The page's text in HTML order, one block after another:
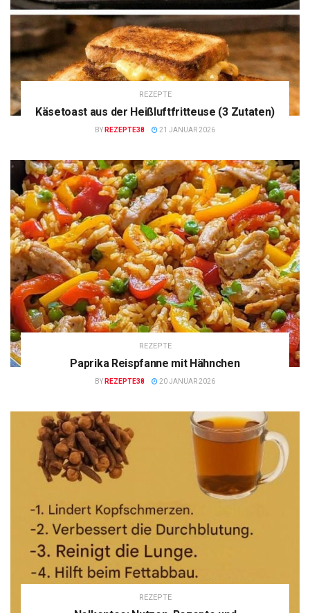
REZEPTE
Käsetoast aus der Heißluftfritteuse (3 Zutaten)
BY REZEPTE38 21 JANUAR 2026
REZEPTE
Paprika Reispfanne mit Hähnchen
BY REZEPTE38 20 JANUAR 2026
REZEPTE